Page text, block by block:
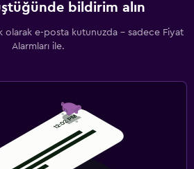
bildirim alın
olarak e-posta kutunuzda - sadece Fiyat
Alarmları ile.